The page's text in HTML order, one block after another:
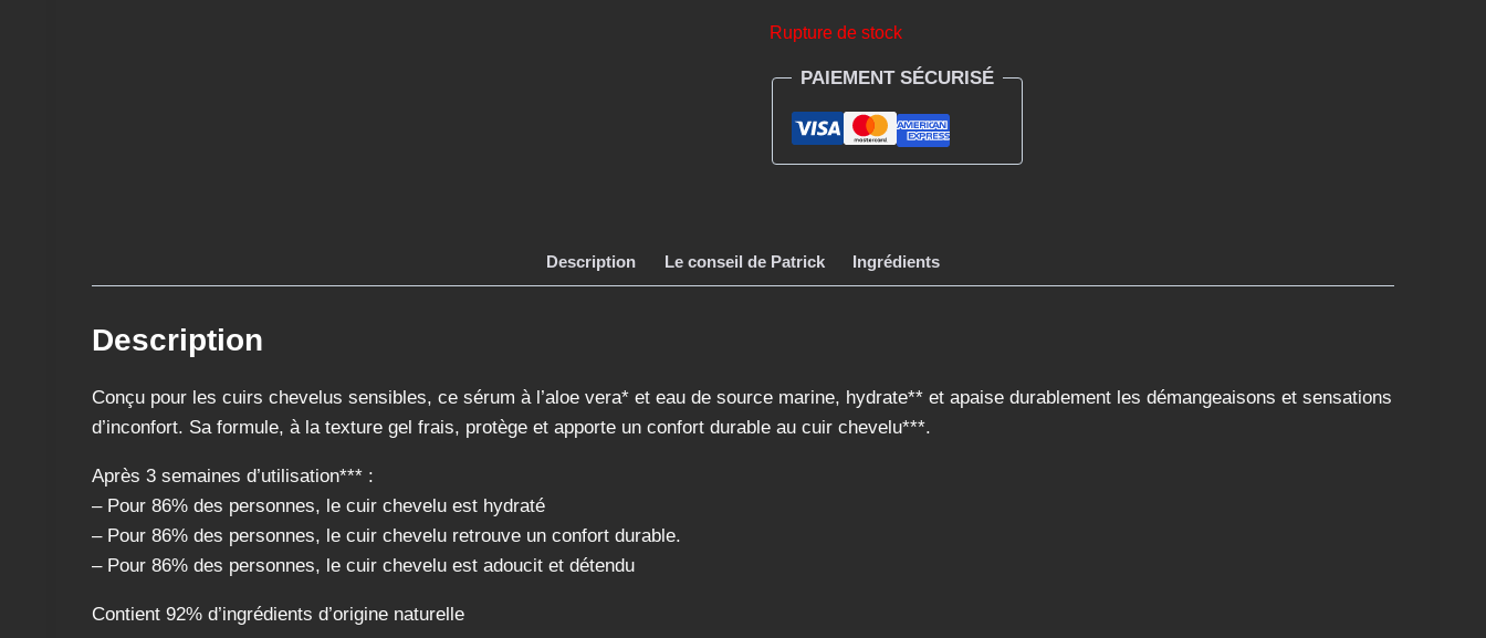
Rupture de stock
PAIEMENT SÉCURISÉ
Description Le conseil de Patrick Ingrédients
Description
Conçu pour les cuirs chevelus sensibles, ce sérum à l’aloe vera* et eau de source marine, hydrate** et apaise durablement les démangeaisons et sensations
d’inconfort. Sa formule, à la texture gel frais, protège et apporte un confort durable au cuir chevelu***.
Après 3 semaines d’utilisation*** :
– Pour 86% des personnes, le cuir chevelu est hydraté
– Pour 86% des personnes, le cuir chevelu retrouve un confort durable.
– Pour 86% des personnes, le cuir chevelu est adoucit et détendu
Contient 92% d’ingrédients d’origine naturelle